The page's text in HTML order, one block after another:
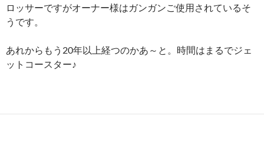
ロッサーですがオーナー様はガンガンご使用されているそ
うです。
あれからもう20年以上経つのかあ～と。時間はまるでジェ
ットコースター♪